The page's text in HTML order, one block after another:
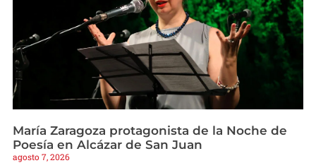
María Zaragoza protagonista de la Noche de
Poesía en Alcázar de San Juan
agosto 7, 2026